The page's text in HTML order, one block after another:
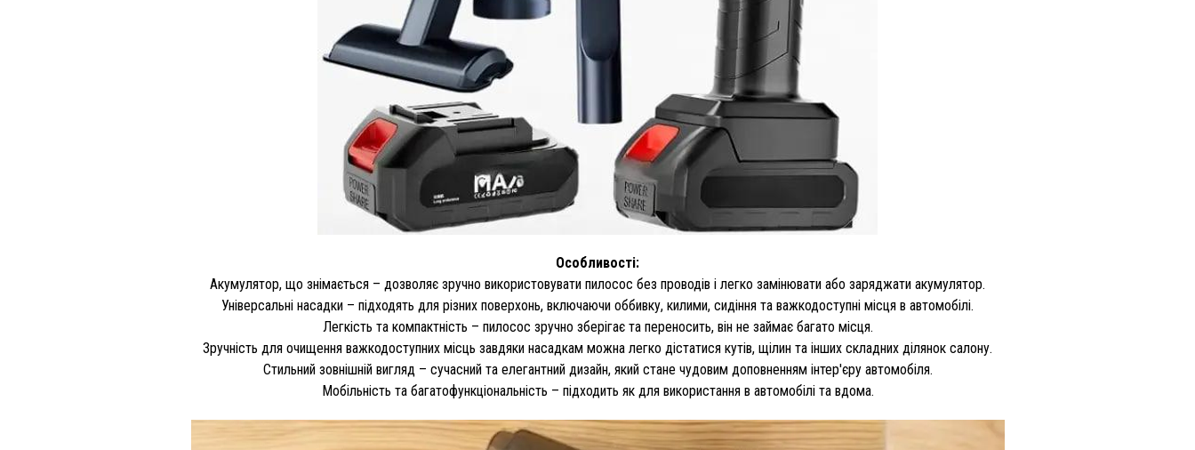
Особливості:
Акумулятор, що знімається – дозволяє зручно використовувати пилосос без проводів і легко замінювати або заряджати акумулятор.
Універсальні насадки – підходять для різних поверхонь, включаючи оббивку, килими, сидіння та важкодоступні місця в автомобілі.
Легкість та компактність – пилосос зручно зберігає та переносить, він не займає багато місця.
Зручність для очищення важкодоступних місць завдяки насадкам можна легко дістатися кутів, щілин та інших складних ділянок салону.
Стильний зовнішній вигляд – сучасний та елегантний дизайн, який стане чудовим доповненням інтер'єру автомобіля.
Мобільність та багатофункціональність – підходить як для використання в автомобілі та вдома.